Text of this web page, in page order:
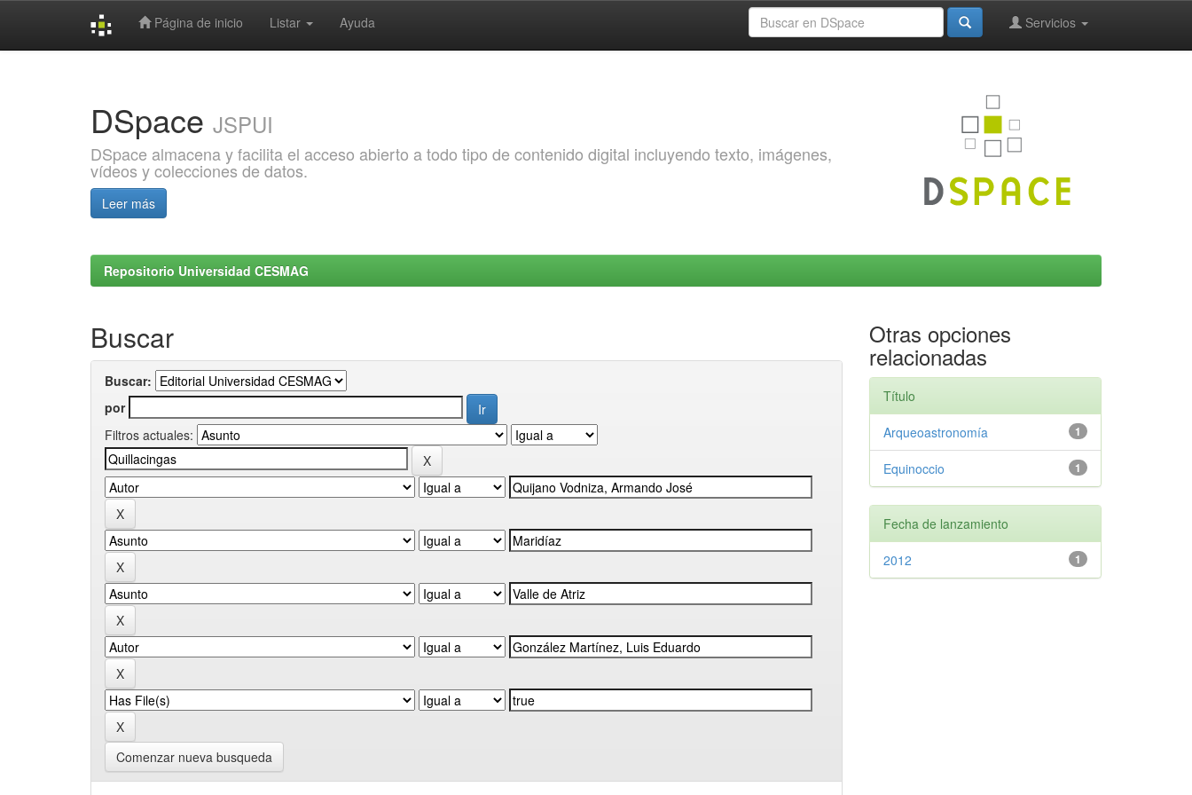
Página de inicio Listar Ayuda Servicios
DSpace JSPUI
DSpace almacena y facilita el acceso abierto a todo tipo de contenido digital incluyendo texto, imágenes,
vídeos y colecciones de datos.
Leer más
Repositorio Universidad CESMAG
Buscar
Buscar:
por
Filtros actuales:
Comenzar nueva busqueda
Otras opciones
relacionadas
Título
1
Arqueoastronomía
1
Equinoccio
Fecha de lanzamiento
1
2012